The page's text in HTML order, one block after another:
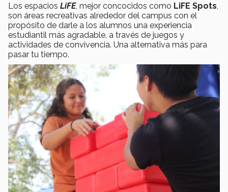
Los espacios LiFE, mejor concocidos como LiFE Spots
son áreas recreativas alrededor del campus con el
propósito de darle a los alumnos una experiencia
estudiantil más agradable, a través de juegos y
actividades de convivencia. Una alternativa más para
pasar tu tiempo.